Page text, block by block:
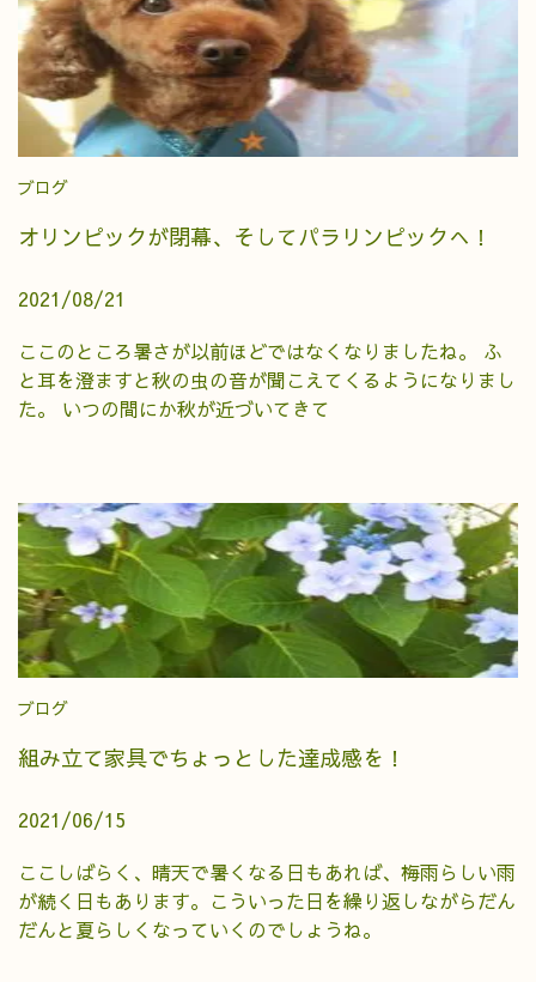
ブログ
オリンピックが閉幕、そしてパラリンピックへ！
2021/08/21
ここのところ暑さが以前ほどではなくなりましたね。 ふ
と耳を澄ますと秋の虫の音が聞こえてくるようになりまし
た。 いつの間にか秋が近づいてきて
ブログ
組み立て家具でちょっとした達成感を！
2021/06/15
ここしばらく、晴天で暑くなる日もあれば、梅雨らしい雨
が続く日もあります。こういった日を繰り返しながらだん
だんと夏らしくなっていくのでしょうね。